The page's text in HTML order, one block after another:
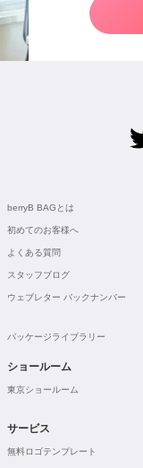
berryB BAGとは
初めてのお客様へ
よくある質問
スタッフブログ
ウェブレター バックナンバー
パッケージライブラリー
ショールーム
東京ショールーム
サービス
無料ロゴテンプレート